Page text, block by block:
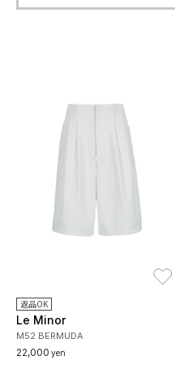
返品OK
Le Minor
M52 BERMUDA
22,000 yen